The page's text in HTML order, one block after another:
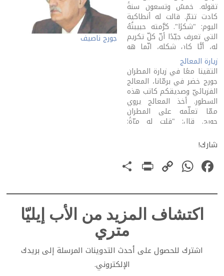
تقوله. خمسٌ وتسعون سنةً
كادت تتمّ. قالت له أنطاكية
اليوم: "شكرًا". كرَّمته حبيبتُهُ
التي تعرف جيّدًا أنّ كلّ تكريم
له، أيًّا كان شكله، إنّما هو
تعبير. عمَّ يعبِّر تكريم المطران
جورج خضر، الفارس الذي قرَّر
أن يترجَّل؟ قم إليه، واسأله.
جوابه معروف. لن يخفيه عنك.
سيقول…
جورج ناصيف
زيارة المعالج
التقينا معًا في زيارة المطران
جورج خضر في برمّانا، المعالج
الفزيائيّ وصديقكم كاتب هذه
السطور. أخذ المعالج يروي
ممّا تعلّمه على المطران
جورج. قال: "قلت له مرّةً:
خالدة". أجابني: بل النفس
مخلَّدة". قاطعه المطران
الحاضر بقوله: "هذه اللفظة
"مخلَّدة" تردّ على أفلاطون
شارك!
Facebook
WhatsApp
Copy
PrintFriendly
اكتشاف المزيد من الأب إيليّا
متري
اشترك للحصول على أحدث التدوينات المرسلة إلى بريدك
الإلكتروني.